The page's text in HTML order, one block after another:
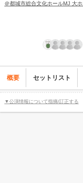
＠都城市総合文化ホールMJ 大
概要 セットリスト
▼公演情報について指摘/訂正する